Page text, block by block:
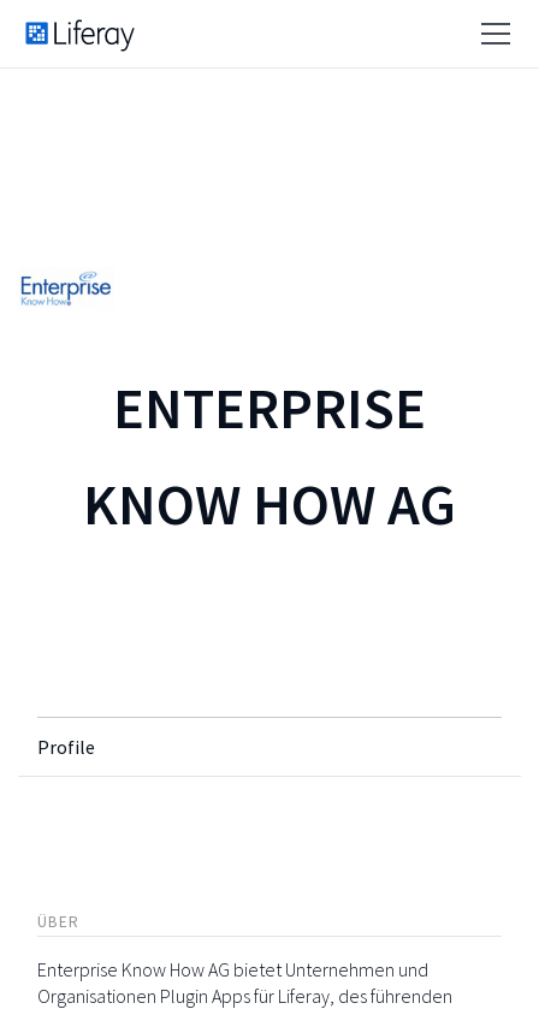
ENTERPRISE
KNOW HOW AG
Profile
ÜBER
Enterprise Know How AG bietet Unternehmen und
Organisationen Plugin Apps für Liferay, des führenden